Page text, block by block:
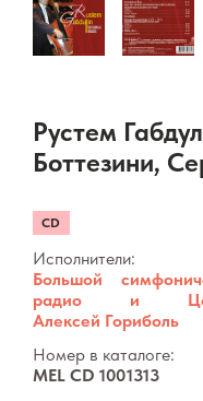
Рустем
Боттезини,
CD
Исполнители:
Большой
радио и
Алексей Гориболь
Номер в каталоге:
MEL CD 1001313